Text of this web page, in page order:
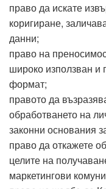
право да искате
коригиране,
данни;
право на
широко използван и
формат;
правото да
обработването на
законни основания
право да откажете
целите на
маркетингови